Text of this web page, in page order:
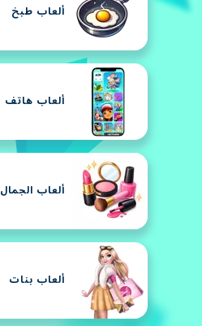
ألعاب طبخ
ألعاب هاتف
ألعاب الجمال
ألعاب بنات